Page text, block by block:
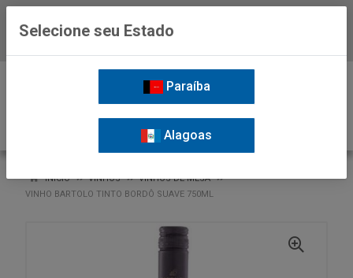
INÍCIO VINHOS
VINHOS DE MESA
VINHO BARTOLO TINTO BORDÔ SUAVE 750ML
Selecione seu Estado
Paraíba
Alagoas